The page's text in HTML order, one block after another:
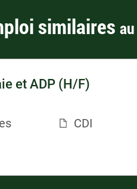
similaires
et ADP (H/F)
CDI